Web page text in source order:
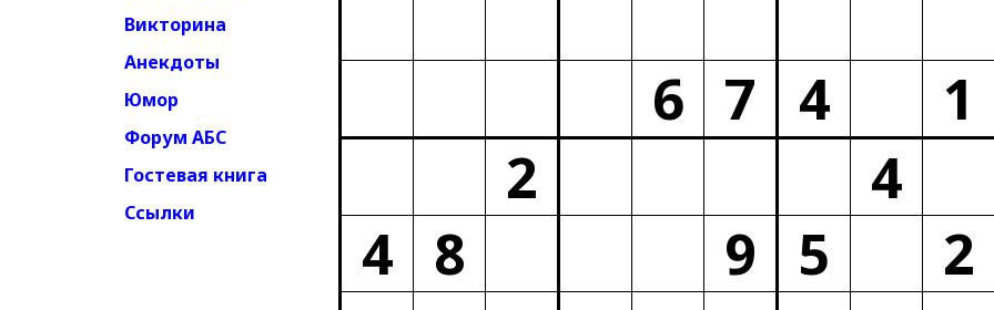
Викторина
Анекдоты
Юмор
Форум АБС
Гостевая книга
Ссылки
6 7 4
1
2
4
4 8 9 5
2